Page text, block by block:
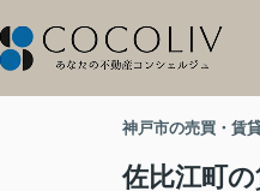
神戸市の売買・賃
佐比江町